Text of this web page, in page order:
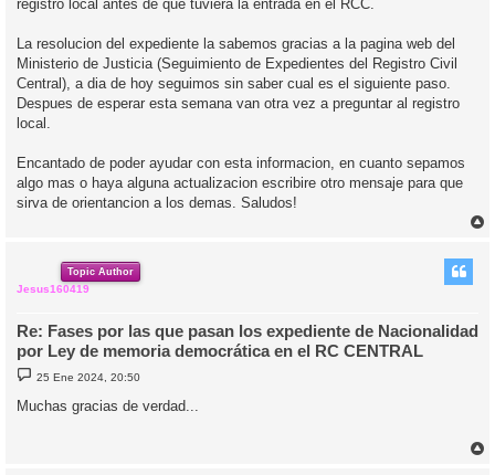
registro local antes de que tuviera la entrada en el RCC.
La resolucion del expediente la sabemos gracias a la pagina web del
Ministerio de Justicia (Seguimiento de Expedientes del Registro Civil
Central), a dia de hoy seguimos sin saber cual es el siguiente paso.
Despues de esperar esta semana van otra vez a preguntar al registro
local.
Encantado de poder ayudar con esta informacion, en cuanto sepamos
algo mas o haya alguna actualizacion escribire otro mensaje para que
sirva de orientancion a los demas. Saludos!
Topic Author
Jesus160419
Re: Fases por las que pasan los expediente de Nacionalidad
por Ley de memoria democrática en el RC CENTRAL
M
e
s
25 Ene 2024, 20:50
Muchas gracias de verdad...